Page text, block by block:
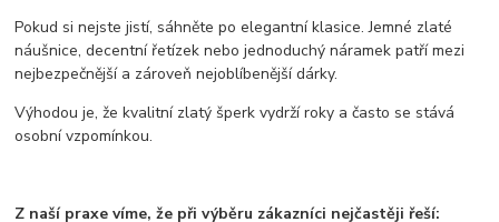
Pokud si nejste jistí, sáhněte po elegantní klasice. Jemné zlaté
náušnice, decentní řetízek nebo jednoduchý náramek patří mezi
nejbezpečnější a zároveň nejoblíbenější dárky.
Výhodou je, že kvalitní zlatý šperk vydrží roky a často se stává
osobní vzpomínkou.
Z naší praxe víme, že při výběru zákazníci nejčastěji řeší: